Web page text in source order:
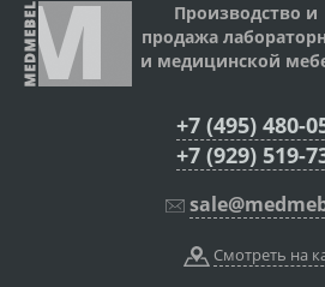
Производство и
продажа
и медицинской
+7 (495) 480-
+7 (929) 519-
Смотреть на